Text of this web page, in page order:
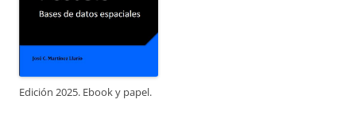
Edición 2025. Ebook y papel.